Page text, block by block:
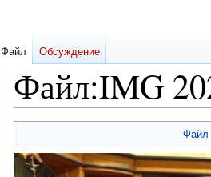
Файл:IMG
к
навигации
к
поиску
Файл
Файл Обсуждение